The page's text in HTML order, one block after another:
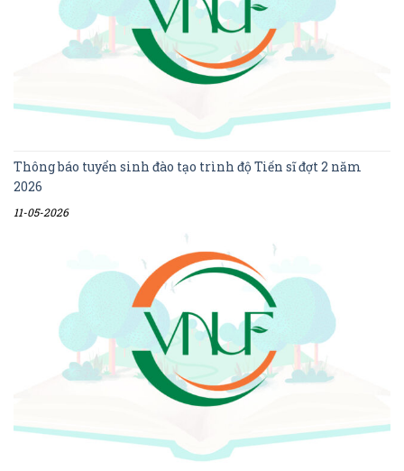
Thông báo tuyển sinh đào tạo trình độ Tiến sĩ đợt 2 năm
2026
11-05-2026